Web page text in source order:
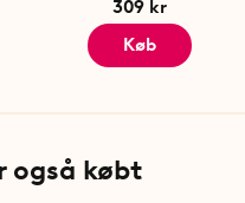
309 kr
Køb
også købt